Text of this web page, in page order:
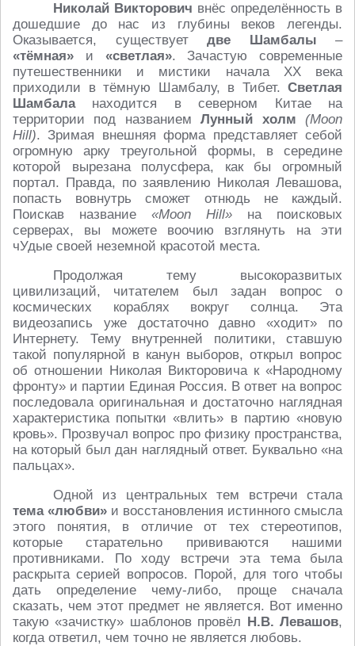
Николай Викторович внёс определённость в
дошедшие до нас из глубины веков легенды.
Оказывается, существует две Шамбалы –
«тёмная» и «светлая». Зачастую современные
путешественники и мистики начала ХХ века
приходили в тёмную Шамбалу, в Тибет. Светлая
Шамбаланаходится в северном Китае на
территории под названиемЛунный холм
(Moon
Hill). Зримая внешняя форма представляет себой
огромную арку треугольной формы, в середине
которой вырезана полусфера, как бы огромный
портал. Правда, по заявлению Николая Левашова,
попасть вовнутрь сможет отнюдь не каждый.
Поискав название «Moon Hill» на поисковых
серверах, вы можете воочию взглянуть на эти
чУдые своей неземной красотой места.
Продолжая тему высокоразвитых
цивилизаций, читателем был задан вопрос о
космических кораблях вокруг солнца. Эта
видеозапись уже достаточно давно «ходит» по
Интернету. Тему внутренней политики, ставшую
такой популярной в канун выборов, открыл вопрос
об отношении Николая Викторовича к «Народному
фронту» и партии Единая Россия. В ответ на вопрос
последовала оригинальная и достаточно наглядная
характеристика попытки «влить» в партию «новую
кровь». Прозвучал вопрос про физику пространства,
на который был дан наглядный ответ. Буквально «на
пальцах».
Одной из центральных тем встречи стала
тема «любви» и восстановления истинного смысла
этого понятия, в отличие от тех стереотипов,
которые старательно прививаются нашими
противниками. По ходу встречи эта тема была
раскрыта серией вопросов. Порой, для того чтобы
дать определение чему-либо, проще сначала
сказать, чем этот предмет не является. Вот именно
такую «зачистку» шаблонов провёл Н.В. Левашов,
когда ответил, чем точно не является любовь.